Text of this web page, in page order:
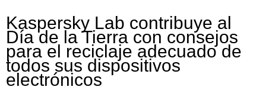
con
Argentina.
Kaspersky Lab contribuye al
Día de la Tierra con consejos
para el reciclaje adecuado de
todos sus dispositivos
electrónicos